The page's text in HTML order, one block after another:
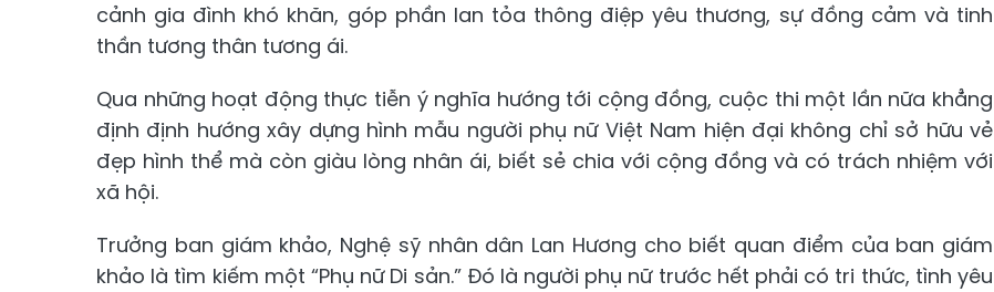
cảnh gia đình khó khăn, góp phần lan tỏa thông điệp yêu thương, sự đồng cảm và tinh
thần tương thân tương ái.
Qua những hoạt động thực tiễn ý nghĩa hướng tới cộng đồng, cuộc thi một lần nữa khẳng
định định hướng xây dựng hình mẫu người phụ nữ Việt Nam hiện đại không chỉ sở hữu vẻ
đẹp hình thể mà còn giàu lòng nhân ái, biết sẻ chia với cộng đồng và có trách nhiệm với
xã hội.
Trưởng ban giám khảo, Nghệ sỹ nhân dân Lan Hương cho biết quan điểm của ban giám
khảo là tìm kiếm một “Phụ nữ Di sản.” Đó là người phụ nữ trước hết phải có tri thức, tình yêu